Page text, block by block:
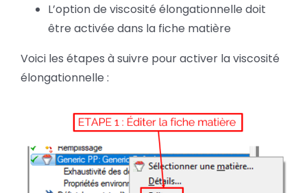
L’option de viscosité élongationnelle doit
être activée dans la fiche matière
Voici les étapes à suivre pour activer la viscosité
élongationnelle :